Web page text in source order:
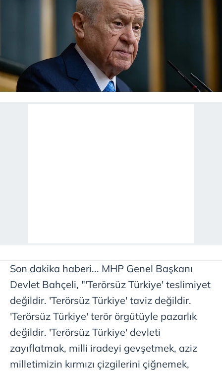
Son dakika haberi... MHP Genel Başkanı
Devlet Bahçeli, "'Terörsüz Türkiye' teslimiyet
değildir. 'Terörsüz Türkiye' taviz değildir.
'Terörsüz Türkiye' terör örgütüyle pazarlık
değildir. 'Terörsüz Türkiye' devleti
zayıflatmak, milli iradeyi gevşetmek, aziz
milletimizin kırmızı çizgilerini çiğnemek,